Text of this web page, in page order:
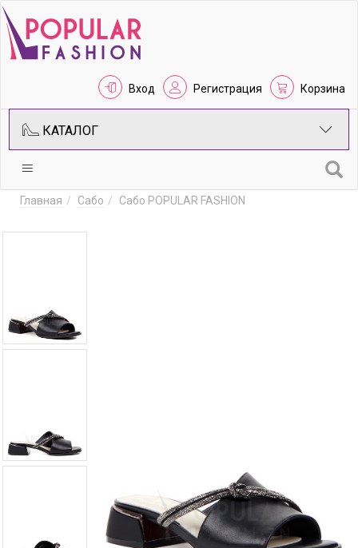
Вход Регистрация Корзина
КАТАЛОГ
Главная Сабо Сабо POPULAR FASHION